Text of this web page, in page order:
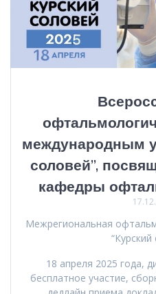
международным
соловей”,
кафедры
Межрегиональная
“Курский
18 апреля 2025 года,
бесплатное участие,